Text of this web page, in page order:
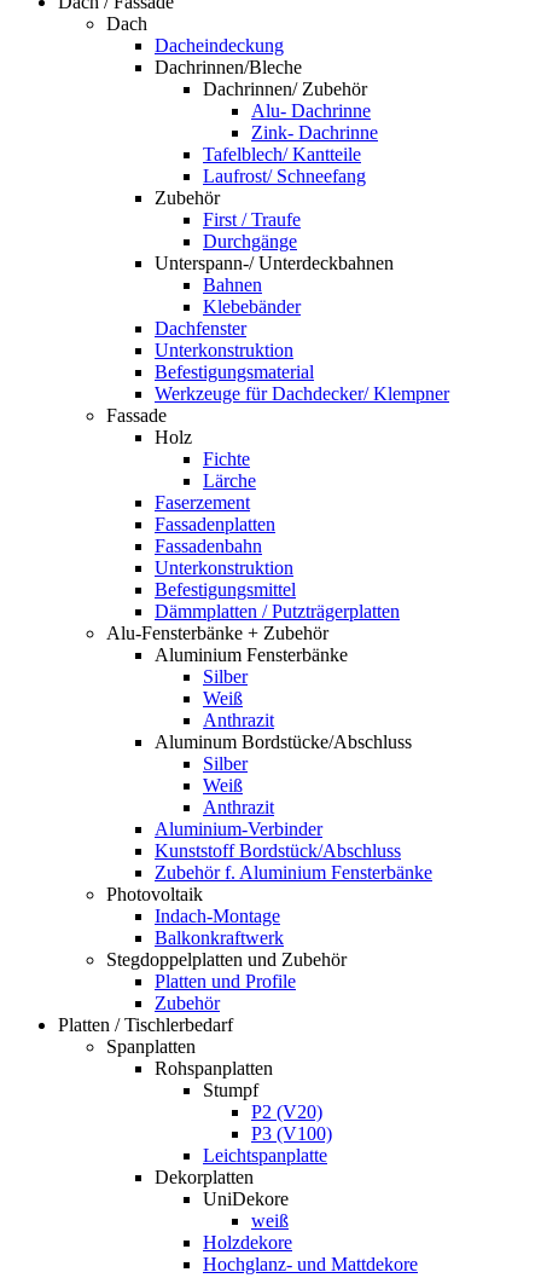
Dach
Dacheindeckung
Dachrinnen/Bleche
Dachrinnen/ Zubehör
Alu- Dachrinne
Zink- Dachrinne
Tafelblech/ Kantteile
Laufrost/ Schneefang
Zubehör
First / Traufe
Durchgänge
Unterspann-/ Unterdeckbahnen
Bahnen
Klebebänder
Dachfenster
Unterkonstruktion
Befestigungsmaterial
Werkzeuge für Dachdecker/ Klempner
Fassade
Holz
Fichte
Lärche
Faserzement
Fassadenplatten
Fassadenbahn
Unterkonstruktion
Befestigungsmittel
Dämmplatten / Putzträgerplatten
Alu-Fensterbänke + Zubehör
Aluminium Fensterbänke
Silber
Weiß
Anthrazit
Aluminum Bordstücke/Abschluss
Silber
Weiß
Anthrazit
Aluminium-Verbinder
Kunststoff Bordstück/Abschluss
Zubehör f. Aluminium Fensterbänke
Photovoltaik
Indach-Montage
Balkonkraftwerk
Stegdoppelplatten und Zubehör
Platten und Profile
Zubehör
Platten / Tischlerbedarf
Spanplatten
Rohspanplatten
Stumpf
P2 (V20)
P3 (V100)
Leichtspanplatte
Dekorplatten
UniDekore
weiß
Holzdekore
Hochglanz- und Mattdekore